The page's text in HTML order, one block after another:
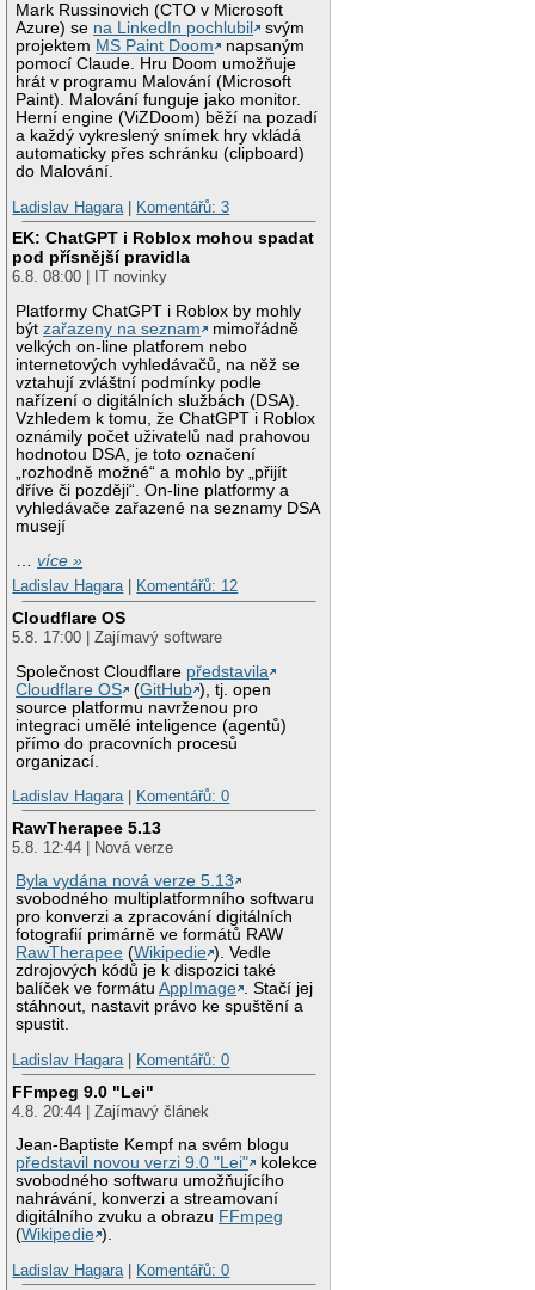
Mark Russinovich (CTO v Microsoft
Azure) se na LinkedIn pochlubil
svým
projektem MS Paint Doom
napsaným
pomocí Claude. Hru Doom umožňuje
hrát v programu Malování (Microsoft
Paint). Malování funguje jako monitor.
Herní engine (ViZDoom) běží na pozadí
a každý vykreslený snímek hry vkládá
automaticky přes schránku (clipboard)
do Malování.
Ladislav Hagara
Komentářů: 3
EK: ChatGPT i Roblox mohou spadat
pod přísnější pravidla
6.8. 08:00 | IT novinky
Platformy ChatGPT i Roblox by mohly
býtzařazeny na seznam
mimořádně
velkých on-line platforem nebo
internetových vyhledávačů, na něž se
vztahují zvláštní podmínky podle
nařízení o digitálních službách (DSA).
Vzhledem k tomu, že ChatGPT i Roblox
oznámily počet uživatelů nad prahovou
hodnotou DSA, je toto označení
„rozhodně možné“ a mohlo by „přijít
dříve či později“. On-line platformy a
vyhledávače zařazené na seznamy DSA
musejí
…více »
Ladislav Hagara| Komentářů: 12
Cloudflare OS
5.8. 17:00 | Zajímavý software
Společnost Cloudflare představila
Cloudflare OS
(GitHub ), tj. open
source platformu navrženou pro
integraci umělé inteligence (agentů)
přímo do pracovních procesů
organizací.
Ladislav Hagara| Komentářů: 0
RawTherapee 5.13
5.8. 12:44 | Nová verze
Byla vydána nová verze 5.13
svobodného multiplatformního softwaru
pro konverzi a zpracování digitálních
fotografií primárně ve formátů RAW
RawTherapee (Wikipedie ). Vedle
zdrojových kódů je k dispozici také
balíček ve formátuAppImage . Stačí jej
stáhnout, nastavit právo ke spuštění a
spustit.
Ladislav Hagara| Komentářů: 0
FFmpeg 9.0 "Lei"
4.8. 20:44 | Zajímavý článek
Jean-Baptiste Kempf na svém blogu
představil novou verzi 9.0 "Lei"
kolekce
svobodného softwaru umožňujícího
nahrávání, konverzi a streamovaní
digitálního zvuku a obrazu FFmpeg
(Wikipedie ).
Ladislav Hagara| Komentářů: 0